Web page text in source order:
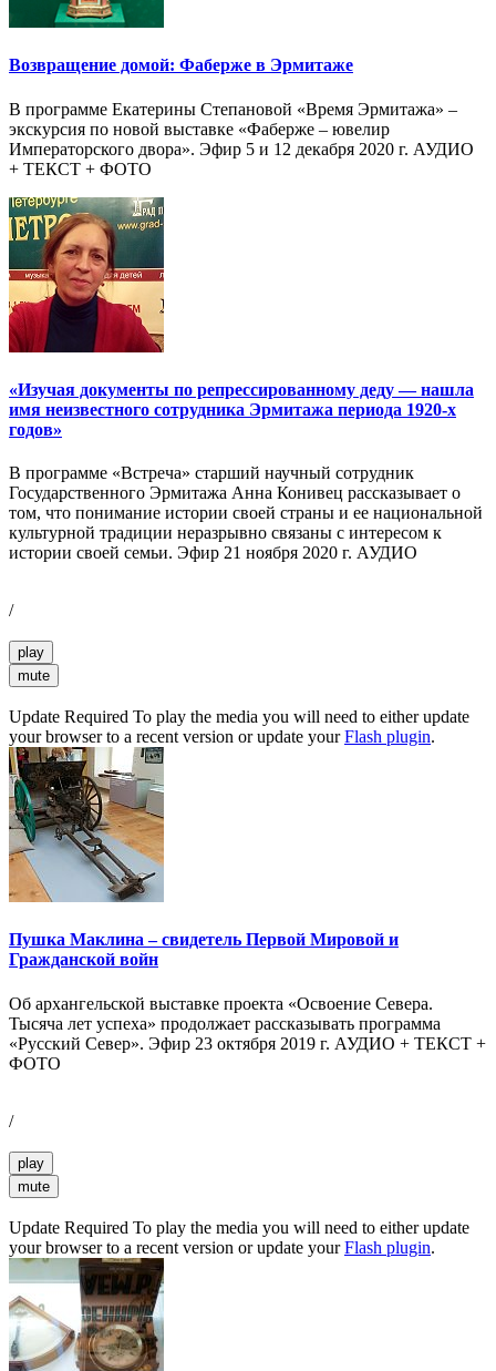
Возвращение домой: Фаберже в Эрмитаже
В программе Екатерины Степановой «Время Эрмитажа» –
экскурсия по новой выставке «Фаберже – ювелир
Императорского двора». Эфир 5 и 12 декабря 2020 г. АУДИО
+ ТЕКСТ + ФОТО
«Изучая документы по репрессированному деду — нашла
имя неизвестного сотрудника Эрмитажа периода 1920-х
годов»
В программе «Встреча» старший научный сотрудник
Государственного Эрмитажа Анна Конивец рассказывает о
том, что понимание истории своей страны и ее национальной
культурной традиции неразрывно связаны с интересом к
истории своей семьи. Эфир 21 ноября 2020 г. АУДИО
/
play
mute
Update Required To play the media you will need to either update
your browser to a recent version or update yourFlash plugin.
Пушка Маклина – свидетель Первой Мировой и
Гражданской войн
Об архангельской выставке проекта «Освоение Севера.
Тысяча лет успеха» продолжает рассказывать программа
«Русский Север». Эфир 23 октября 2019 г. АУДИО + ТЕКСТ +
ФОТО
/
play
mute
Update Required To play the media you will need to either update
your browser to a recent version or update yourFlash plugin.